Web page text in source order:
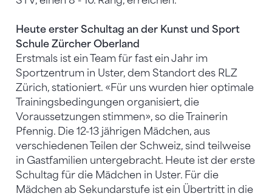
Heute erster Schultag an der Kunst und Sport
Schule Zürcher Oberland
Erstmals ist ein Team für fast ein Jahr im
Sportzentrum in Uster, dem Standort des RLZ
Zürich, stationiert. «Für uns wurden hier optimale
Trainingsbedingungen organisiert, die
Voraussetzungen stimmen», so die Trainerin
Pfennig. Die 12-13 jährigen Mädchen, aus
verschiedenen Teilen der Schweiz, sind teilweise
in Gastfamilien untergebracht. Heute ist der erste
Schultag für die Mädchen in Uster. Für die
Mädchen ab Sekundarstufe ist ein Übertritt in die